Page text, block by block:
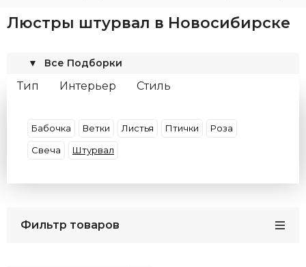
Люстры штурвал в Новосибирске
Все Подборки
▼
Тип Интерьер
Стиль
Форма
Декор Цвет плафона
Цвет арматуры
Бабочка Ветки Листья Птички
Роза
Свеча
Штурвал
Фильтр товаров